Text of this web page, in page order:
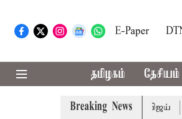
E-Paper
தமிழகம் தேசியம்
Breaking News
முதல்-அமைச்சர் விஜய்